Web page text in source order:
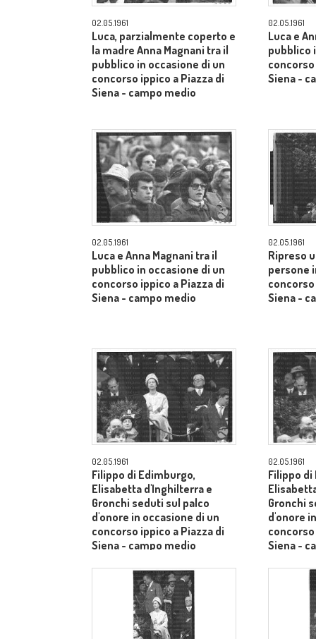
02.05.1961
Luca, parzialmente coperto e
la madre Anna Magnani tra il
pubblico in occasione di un
concorso ippico a Piazza di
Siena - campo medio
02.05.1961
Luca e
pubblico
Siena -
02.05.1961
Luca e Anna Magnani tra il
pubblico in occasione di un
concorso ippico a Piazza di
Siena - campo medio
02.05.1961
Ripreso
persone
Siena -
02.05.1961
Filippo di Edimburgo,
Elisabetta d'Inghilterra e
Gronchi seduti sul palco
d'onore in occasione di un
concorso ippico a Piazza di
Siena - campo medio
02.05.1961
Filippo di
Gronchi
d'onore
Siena -